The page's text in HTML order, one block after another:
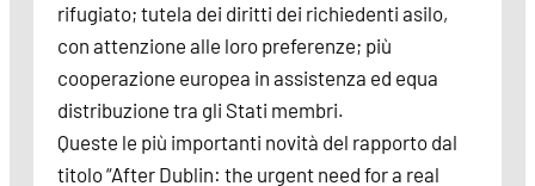
rifugiato; tutela dei diritti dei richiedenti asilo,
con attenzione alle loro preferenze; più
cooperazione europea in assistenza ed equa
distribuzione tra gli Stati membri.
Queste le più importanti novità del rapporto dal
titolo “After Dublin: the urgent need for a real